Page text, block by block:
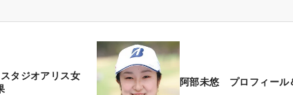
タジオアリス女
阿部未悠 プロフィール